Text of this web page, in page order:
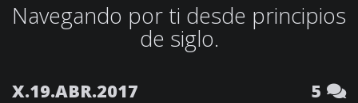
Navegando por ti desde principios
de siglo.
X.19.ABR.2017 5